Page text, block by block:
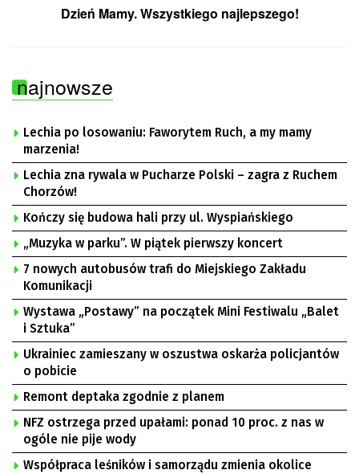
Dzień Mamy. Wszystkiego najlepszego!
najnowsze
Lechia po losowaniu: Faworytem Ruch, a my mamy
marzenia!
Lechia zna rywala w Pucharze Polski – zagra z Ruchem
Chorzów!
Kończy się budowa hali przy ul. Wyspiańskiego
„Muzyka w parku”. W piątek pierwszy koncert
7 nowych autobusów trafi do Miejskiego Zakładu
Komunikacji
Wystawa „Postawy” na początek Mini Festiwalu „Balet
i Sztuka”
Ukrainiec zamieszany w oszustwa oskarża policjantów
o pobicie
Remont deptaka zgodnie z planem
NFZ ostrzega przed upałami: ponad 10 proc. z nas w
ogóle nie pije wody
Współpraca leśników i samorządu zmienia okolice